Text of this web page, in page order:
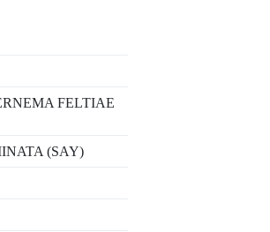
FELTIAE
(SAY)